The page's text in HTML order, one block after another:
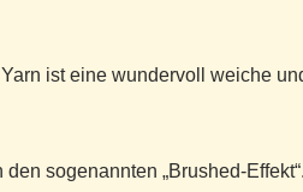
ist eine wundervoll weiche
sogenannten „Brushed-